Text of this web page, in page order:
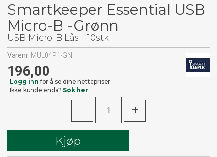
Smartkeeper Essential USB
Micro-B -Grønn
USB Micro-B Lås - 10stk
Varenr: MUL04P1-GN
196,00
Logg inn for å se dine nettopriser.
Ikke kunde enda? Søk her.
- +
Kjøp